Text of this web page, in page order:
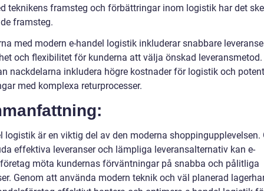
teknikens framsteg och förbättringar inom logistik har det
framsteg.
med modern e-handel logistik inkluderar snabbare
och flexibilitet för kunderna att välja önskad leveransmetod.
nackdelarna inkludera högre kostnader för logistik och
med komplexa returprocesser.
logistik är en viktig del av den moderna shoppingupplevelsen.
effektiva leveranser och lämpliga leveransalternativ kan e-
möta kundernas förväntningar på snabba och pålitliga
Genom att använda modern teknik och väl planerad